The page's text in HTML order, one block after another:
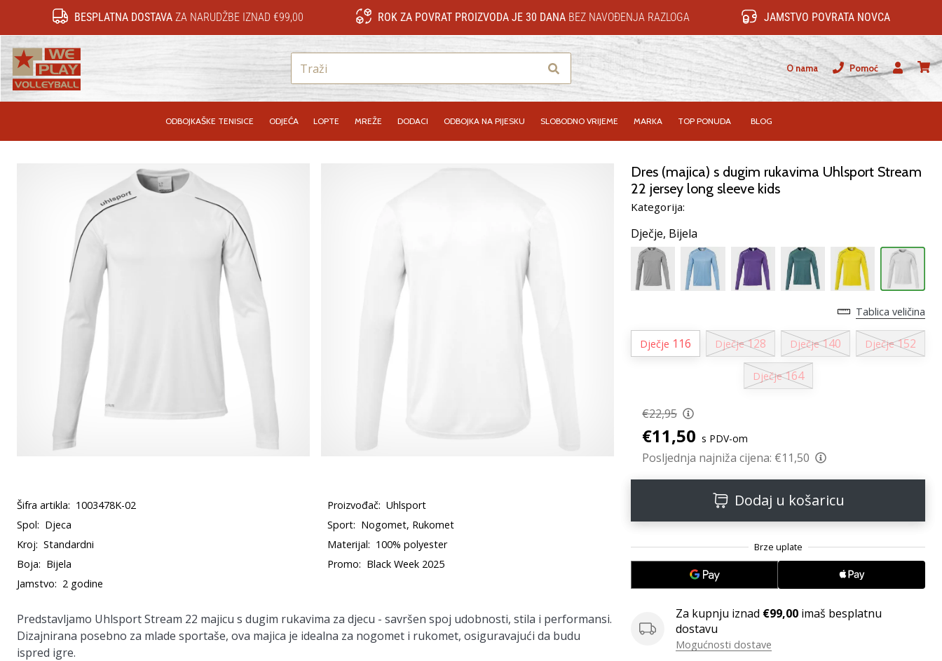
BESPLATNA DOSTAVAZA NARUDŽBE IZNAD €99,00 ROK ZA POVRAT PROIZVODA JE 30 DANABEZ NAVOĐENJA RAZLOGA JAMSTVO POVRATA NOVCA
O nama
Pomoć
Korisnik
ODBOJKAŠKE TENISICE ODJEĆA LOPTE MREŽE DODACI ODBOJKA NA PIJESKU SLOBODNO VRIJEME MARKA TOP PONUDA BLOG
Dres (majica) s dugim rukavima Uhlsport Stream
22 jersey long sleeve kids
Kategorija:
Dječje, Bijela
Tablica veličina
Dječje 116 Dječje 128 Dječje 140 Dječje 152
Dječje 164
€22,95
€11,50 s PDV-om
Posljednja najniža cijena: €11,50
Dodaj u košaricu
Za kupnju iznad €99,00 imaš besplatnu
dostavu
Mogućnosti dostave
Šifra artikla: 1003478K-02 Proizvođač: Uhlsport
Spol: Djeca Sport: Nogomet, Rukomet
Kroj: Standardni Materijal: 100% polyester
Boja: Bijela Promo: Black Week 2025
Jamstvo: 2 godine
Predstavljamo Uhlsport Stream 22 majicu s dugim rukavima za djecu - savršen spoj udobnosti, stila i performansi.
Dizajnirana posebno za mlade sportaše, ova majica je idealna za nogomet i rukomet, osiguravajući da budu
ispred igre.